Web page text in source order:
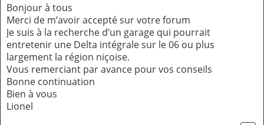
Bonjour à tous
Merci de m’avoir accepté sur votre forum
Je suis à la recherche d’un garage qui pourrait
entretenir une Delta intégrale sur le 06 ou plus
largement la région niçoise.
Vous remerciant par avance pour vos conseils
Bonne continuation
Bien à vous
Lionel